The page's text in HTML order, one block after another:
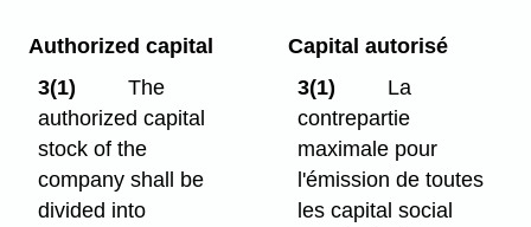
Authorized capital
3(1)
The
authorized capital
stock of the
company shall be
divided into
Capital autorisé
3(1)
La
contrepartie
maximale pour
l'émission de toutes
les capital social